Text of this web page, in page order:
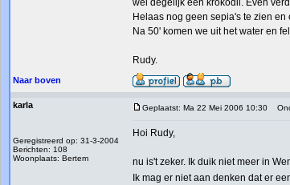
wel degelijk een krokodil. Even
Helaas nog geen sepia's te zien
Na 50' komen we uit het water en
Rudy.
Naar boven
karla
Geregistreerd op: 31-3-2004
Berichten: 108
Woonplaats: Bertem
Geplaatst: Ma 22 Mei 2006 10:30
Hoi Rudy,
nu is't zeker. Ik duik niet meer in
Ik mag er niet aan denken dat er